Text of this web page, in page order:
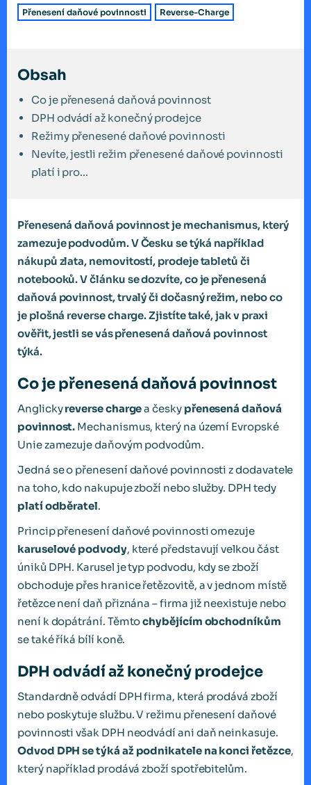
Přenesení daňové povinnosti Reverse-Charge
Obsah
Co je přenesená daňová povinnost
DPH odvádí až konečný prodejce
Režimy přenesené daňové povinnosti
Nevíte, jestli režim přenesené daňové povinnosti
platí i pro...
Přenesená daňová povinnost je mechanismus, který
zamezuje podvodům. V Česku se týká například
nákupů zlata, nemovitostí, prodeje tabletů či
notebooků. V článku se dozvíte, co je přenesená
daňová povinnost, trvalý či dočasný režim, nebo co
je plošná reverse charge. Zjistíte také, jak v praxi
ověřit, jestli se vás přenesená daňová povinnost
týká.
Co je přenesená daňová povinnost
Anglickyreverse chargea česky přenesená daňová
povinnost. Mechanismus, který na území Evropské
Unie zamezuje daňovým podvodům.
Jedná se o přenesení daňové povinnosti z dodavatele
na toho, kdo nakupuje zboží nebo služby. DPH tedy
platí odběratel.
Princip přenesení daňové povinnosti omezuje
karuselové podvody, které představují velkou část
úniků DPH. Karusel je typ podvodu, kdy se zboží
obchoduje přes hranice řetězovitě, a v jednom místě
řetězce není daň přiznána – firma již neexistuje nebo
není k dopátrání. Těmtochybějícím obchodníkům
se také říká bílí koně.
DPH odvádí až konečný prodejce
Standardně odvádí DPH firma, která prodává zboží
nebo poskytuje službu. V režimu přenesení daňové
povinnosti však DPH neodvádí ani daň neinkasuje.
Odvod DPH se týká až podnikatele na konci řetězce,
který například prodává zboží spotřebitelům.